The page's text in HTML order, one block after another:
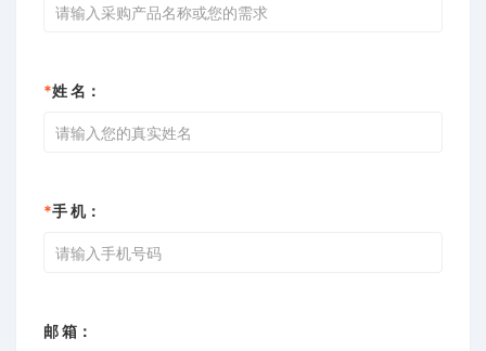
*姓 名：
*手 机：
邮 箱：